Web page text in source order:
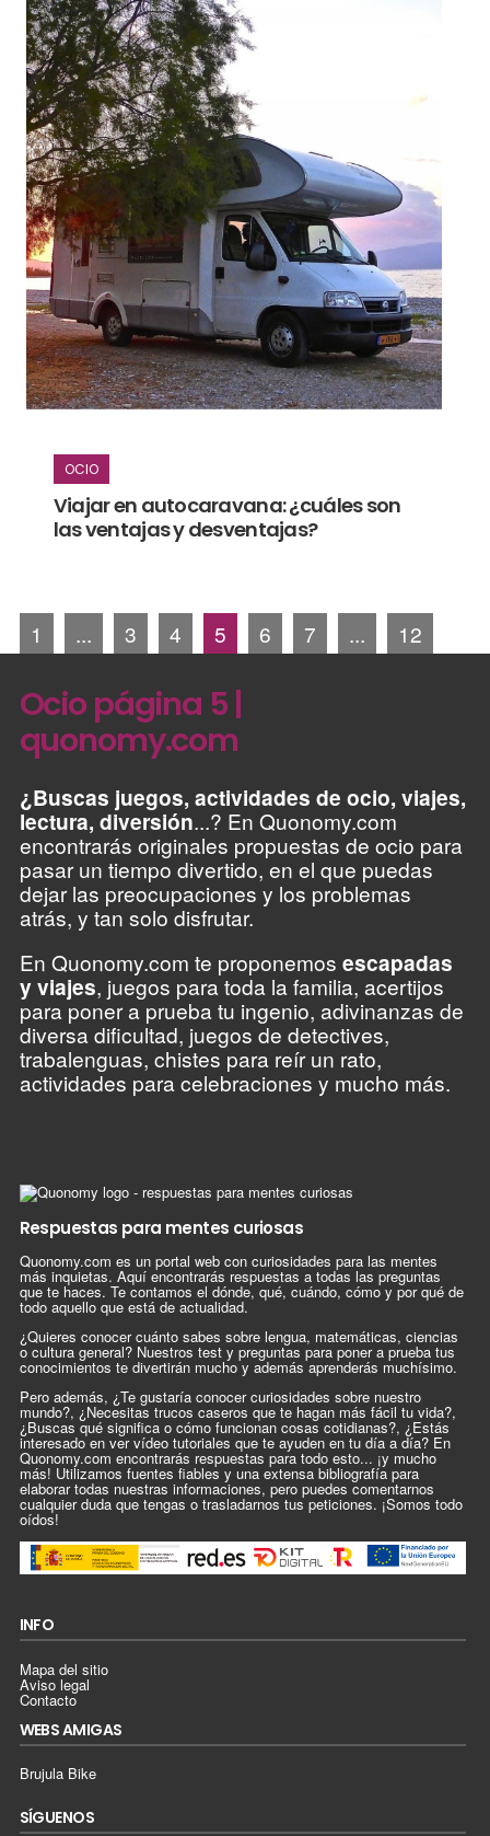
OCIO
Viajar en autocaravana: ¿cuáles son
las ventajas y desventajas?
1 ... 3 4 5 6 7 ... 12
Ocio página 5 |
quonomy.com
¿Buscas juegos, actividades de ocio, viajes,
lectura, diversión...? En Quonomy.com
encontrarás originales propuestas de ocio para
pasar un tiempo divertido, en el que puedas
dejar las preocupaciones y los problemas
atrás, y tan solo disfrutar.
En Quonomy.com te proponemos escapadas
y viajes, juegos para toda la familia, acertijos
para poner a prueba tu ingenio, adivinanzas de
diversa dificultad, juegos de detectives,
trabalenguas, chistes para reír un rato,
actividades para celebraciones y mucho más.
Respuestas para mentes curiosas
Quonomy.com es un portal web con curiosidades para las mentes
más inquietas. Aquí encontrarás respuestas a todas las preguntas
que te haces. Te contamos el dónde, qué, cuándo, cómo y por qué de
todo aquello que está de actualidad.
¿Quieres conocer cuánto sabes sobre lengua, matemáticas, ciencias
o cultura general? Nuestros test y preguntas para poner a prueba tus
conocimientos te divertirán mucho y además aprenderás muchísimo.
Pero además, ¿Te gustaría conocer curiosidades sobre nuestro
mundo?, ¿Necesitas trucos caseros que te hagan más fácil tu vida?,
¿Buscas qué significa o cómo funcionan cosas cotidianas?, ¿Estás
interesado en ver vídeo tutoriales que te ayuden en tu día a día? En
Quonomy.com encontrarás respuestas para todo esto... ¡y mucho
más! Utilizamos fuentes fiables y una extensa bibliografía para
elaborar todas nuestras informaciones, pero puedes comentarnos
cualquier duda que tengas o trasladarnos tus peticiones. ¡Somos todo
oídos!
INFO
Mapa del sitio
Aviso legal
Contacto
WEBS AMIGAS
Brujula Bike
SÍGUENOS